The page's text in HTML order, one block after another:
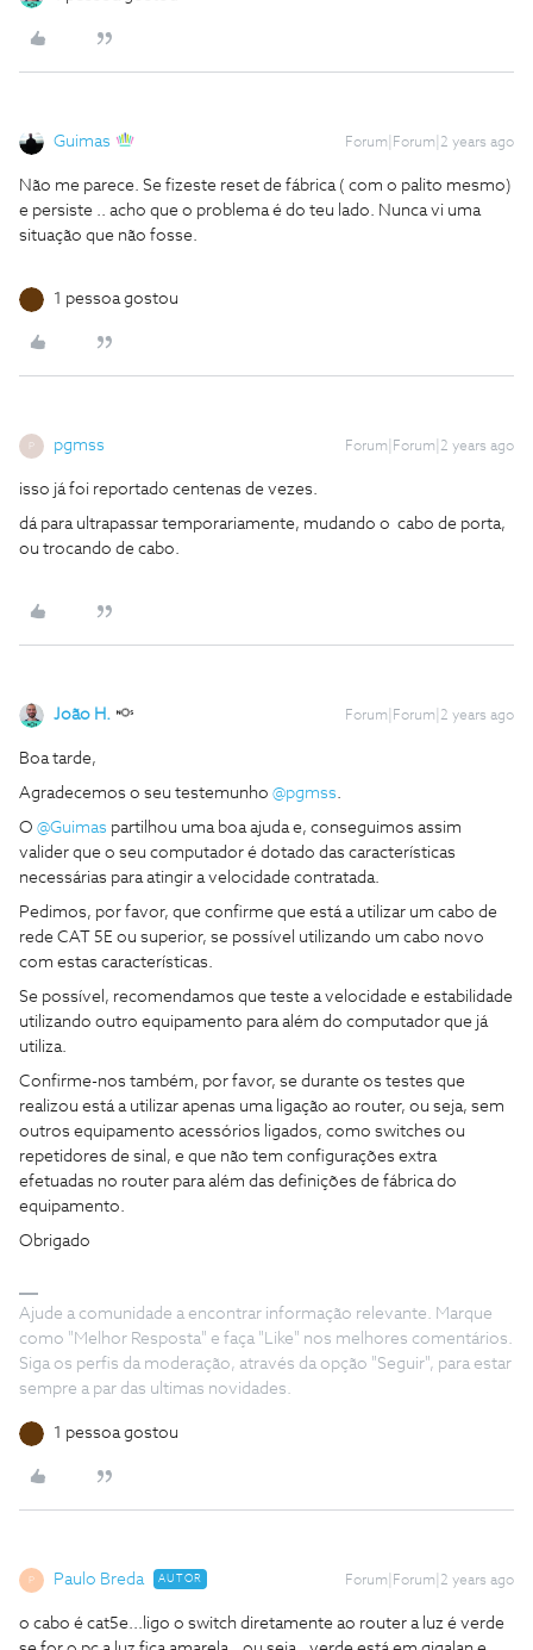
Guimas Forum|Forum|2 years ago
Não me parece. Se fizeste reset de fábrica ( com o palito mesmo)
e persiste .. acho que o problema é do teu lado. Nunca vi uma
situação que não fosse.
1 pessoa gostou
pgmss Forum|Forum|2 years ago
isso já foi reportado centenas de vezes.
dá para ultrapassar temporariamente, mudando o cabo de porta,
ou trocando de cabo.
João H. Forum|Forum|2 years ago
Boa tarde,
Agradecemos o seu testemunho @pgmss.
O @Guimas partilhou uma boa ajuda e, conseguimos assim
valider que o seu computador é dotado das características
necessárias para atingir a velocidade contratada.
Pedimos, por favor, que confirme que está a utilizar um cabo de
rede CAT 5E ou superior, se possível utilizando um cabo novo
com estas características.
Se possível, recomendamos que teste a velocidade e estabilidade
utilizando outro equipamento para além do computador que já
utiliza.
Confirme-nos também, por favor, se durante os testes que
realizou está a utilizar apenas uma ligação ao router, ou seja, sem
outros equipamento acessórios ligados, como switches ou
repetidores de sinal, e que não tem configurações extra
efetuadas no router para além das definições de fábrica do
equipamento.
Obrigado
Ajude a comunidade a encontrar informação relevante. Marque
como "Melhor Resposta" e faça "Like" nos melhores comentários.
Siga os perfis da moderação, através da opção "Seguir", para estar
sempre a par das ultimas novidades.
1 pessoa gostou
P Paulo Breda AUTOR Forum|Forum|2 years ago
o cabo é cat5e...ligo o switch diretamente ao router a luz é verde